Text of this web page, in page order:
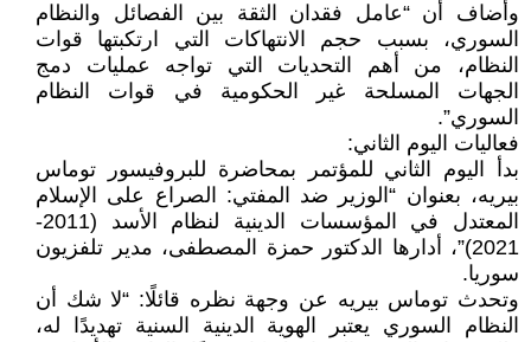
وأضاف أن “عامل فقدان الثقة بين الفصائل والنظام
السوري، بسبب حجم الانتهاكات التي ارتكبتها قوات
النظام، من أهم التحديات التي تواجه عمليات دمج
الجهات المسلحة غير الحكومية في قوات النظام
السوري”.
فعاليات اليوم الثاني:
بدأ اليوم الثاني للمؤتمر بمحاضرة للبروفيسور توماس
بيريه، بعنوان “الوزير ضد المفتي: الصراع على الإسلام
المعتدل في المؤسسات الدينية لنظام الأسد (2011-
2021)”، أدارها الدكتور حمزة المصطفى، مدير تلفزيون
سوريا.
وتحدث توماس بيريه عن وجهة نظره قائلًا: “لا شك أن
النظام السوري يعتبر الهوية الدينية السنية تهديدًا له،